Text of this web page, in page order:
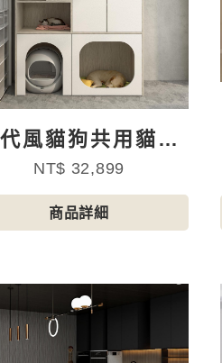
風貓狗共用貓砂
盆儲物櫃
NT$ 32,899
商品詳細